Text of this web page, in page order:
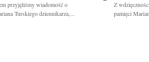
przyjęliśmy wiadomość o
Turskiego dziennikarza,...
Z
pamięci